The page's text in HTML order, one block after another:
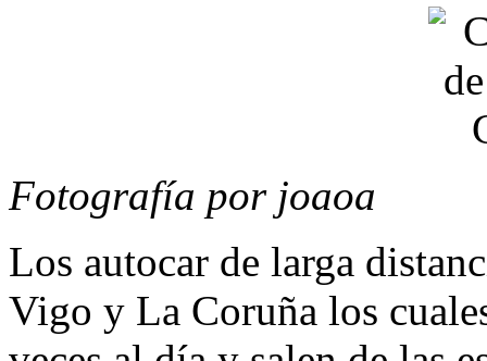
Fotografía por joaoa
Los autocar de larga
Vigo y La Coruña los